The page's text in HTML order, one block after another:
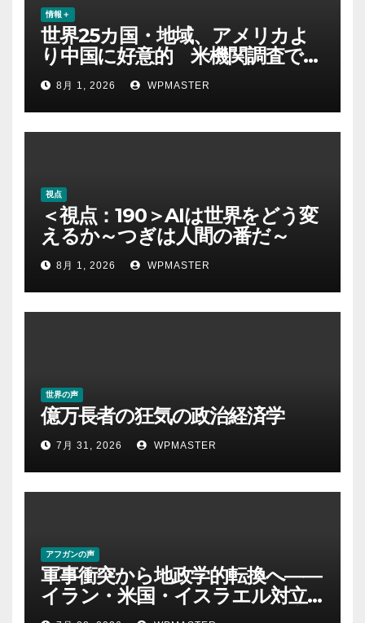
情報＋
世界25カ国・地域、アメリカよ
り中国に好意的 米機関調査で初
めて多数派に
8月 1, 2026 WPMASTER
視点
＜視点：190＞AIは世界をどう変
えるか～つぎは人間の番だ～
8月 1, 2026 WPMASTER
世界の声
億万長者の狂気の政治経済学
7月 31, 2026 WPMASTER
アフガンの声
軍事衝突から地政学的転換へ――
イラン・米国・イスラエル対立
後の中東 権力、抵抗、世界秩序